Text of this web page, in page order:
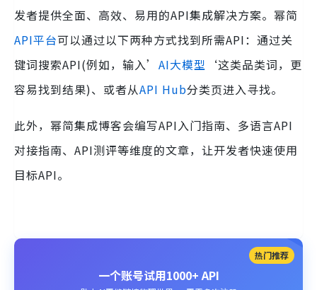
发者提供全面、高效、易用的API集成解决方案。幂简
API平台可以通过以下两种方式找到所需API：通过关
键词搜索API(例如，输入’ AI大模型 ‘这类品类词，更
容易找到结果)、或者从API Hub分类页进入寻找。
此外，幂简集成博客会编写API入门指南、多语言API
对接指南、API测评等维度的文章，让开发者快速使用
目标API。
热门推荐
一个账号试用1000+ API